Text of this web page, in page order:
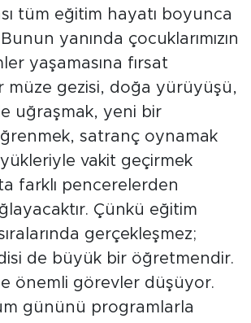
tüm eğitim hayatı boyunca
yanında çocuklarımızın
yaşamasına fırsat
müze gezisi, doğa yürüyüşü,
uğraşmak, yeni bir
satranç oynamak
vakit geçirmek
farklı pencerelerden
Çünkü eğitim
gerçekleşmez;
de büyük bir öğretmendir.
önemli görevler düşüyor.
gününü programlarla